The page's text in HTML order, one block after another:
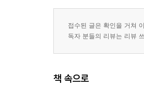
8 세상에서 가장 우아한 미
INTERVIEW : 범블비
내가 움직이는 만큼만 움직
접수된 글은 확인을 거쳐
독자 분들의 리뷰는 리뷰
책 속으로